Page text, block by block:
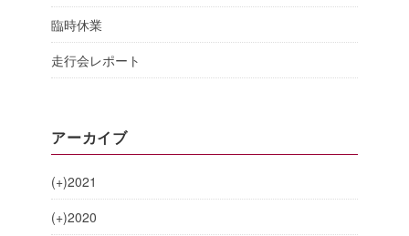
臨時休業
走行会レポート
アーカイブ
(+)2021
(+)2020